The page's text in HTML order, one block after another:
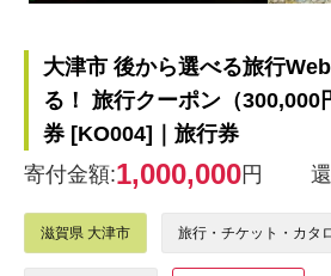
大津市 後から選べる旅行
る！ 旅行クーポン（300,000
券 [KO004]｜旅行券
寄付金額:1,000,000円
滋賀県 大津市 旅行・チケット・カタ